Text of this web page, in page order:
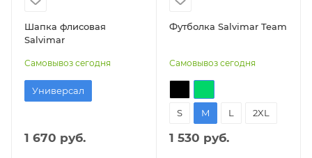
Шапка флисовая
Salvimar
Самовывоз сегодня
Универсал
1 670 руб.
Футболка Salvimar Team
Самовывоз сегодня
S M L 2XL
1 530 руб.